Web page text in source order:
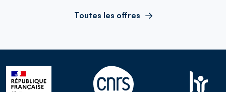
Toutes les offres